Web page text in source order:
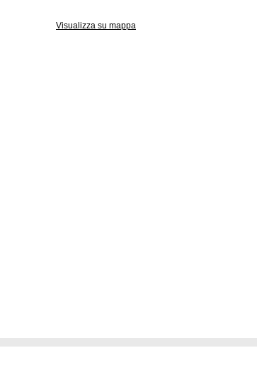
Visualizza su mappa